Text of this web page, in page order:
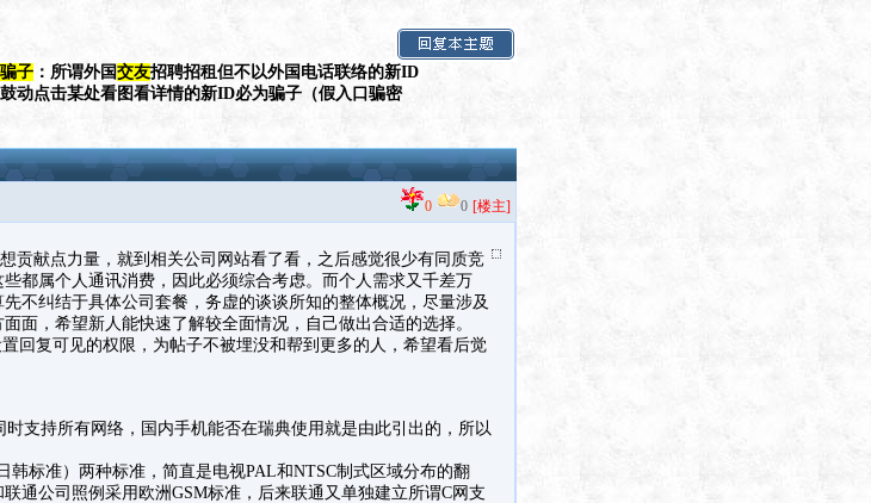
子 ：所谓外国交友招聘招租但不以外国电话联络的新ID
动点击某处看图看详情的新ID必为骗子（假入口骗密
0 0 [楼主]
献点力量，就到相关公司网站看了看，之后感觉很少有同质竞
都属个人通讯消费，因此必须综合考虑。而个人需求又千差万
不纠结于具体公司套餐，务虚的谈谈所知的整体概况，尽量涉及
面，希望新人能快速了解较全面情况，自己做出合适的选择。
回复可见的权限，为帖子不被埋没和帮到更多的人，希望看后觉
支持所有网络，国内手机能否在瑞典使用就是由此引出的，所以
标准）两种标准，简直是电视PAL和NTSC制式区域分布的翻
通公司照例采用欧洲GSM标准，后来联通又单独建立所谓C网支